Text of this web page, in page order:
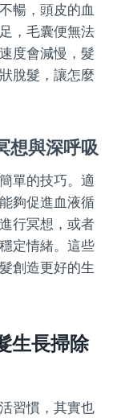
暢，頭皮的血
，毛囊便無法
度會減慢，髮
脫髮，讓怎麼
想與深呼吸
單的技巧。適
夠促進血液循
行冥想，或者
定情緒。這些
創造更好的生
生長掃除
習慣，其實也